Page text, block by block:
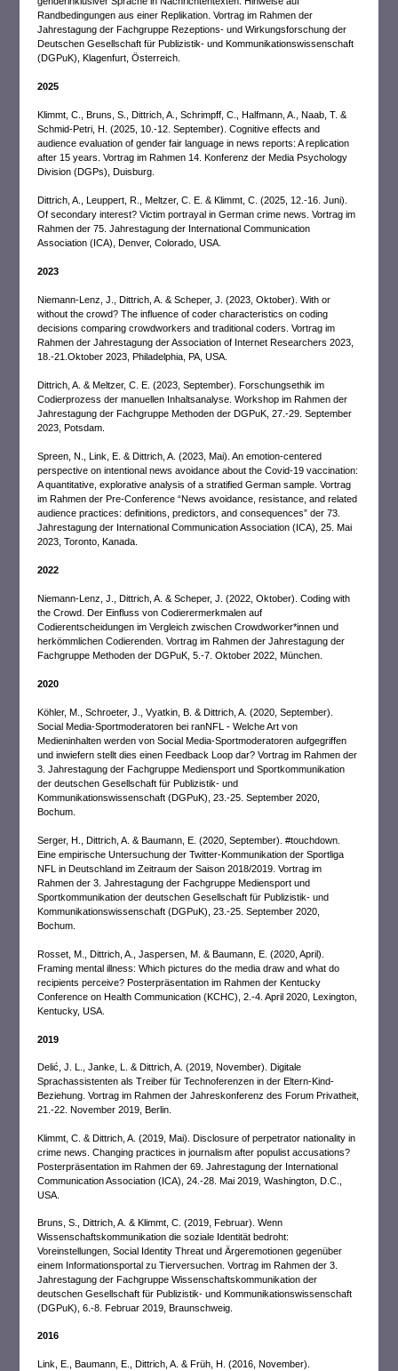
Randbedingungen aus einer Replikation. Vortrag im Rahmen der
Jahrestagung der Fachgruppe Rezeptions‐ und Wirkungsforschung der
Deutschen Gesellschaft für Publizistik‐ und Kommunikationswissenschaft
(DGPuK), Klagenfurt, Österreich.
2025
Klimmt, C., Bruns, S., Dittrich, A., Schrimpff, C., Halfmann, A., Naab, T. &
Schmid-Petri, H. (2025, 10.-12. September). Cognitive effects and
audience evaluation of gender fair language in news reports: A replication
after 15 years. Vortrag im Rahmen 14. Konferenz der Media Psychology
Division (DGPs), Duisburg.
Dittrich, A., Leuppert, R., Meltzer, C. E. & Klimmt, C. (2025, 12.-16. Juni).
Of secondary interest? Victim portrayal in German crime news. Vortrag im
Rahmen der 75. Jahrestagung der International Communication
Association (ICA), Denver, Colorado, USA.
2023
Niemann-Lenz, J., Dittrich, A. & Scheper, J. (2023, Oktober). With or
without the crowd? The influence of coder characteristics on coding
decisions comparing crowdworkers and traditional coders. Vortrag im
Rahmen der Jahrestagung der Association of Internet Researchers 2023,
18.-21.Oktober 2023, Philadelphia, PA, USA.
Dittrich, A. & Meltzer, C. E. (2023, September). Forschungsethik im
Codierprozess der manuellen Inhaltsanalyse. Workshop im Rahmen der
Jahrestagung der Fachgruppe Methoden der DGPuK, 27.-29. September
2023, Potsdam.
Spreen, N., Link, E. & Dittrich, A. (2023, Mai). An emotion-centered
perspective on intentional news avoidance about the Covid-19 vaccination:
A quantitative, explorative analysis of a stratified German sample. Vortrag
im Rahmen der Pre-Conference “News avoidance, resistance, and related
audience practices: definitions, predictors, and consequences” der 73.
Jahrestagung der International Communication Association (ICA), 25. Mai
2023, Toronto, Kanada.
2022
Niemann-Lenz, J., Dittrich, A. & Scheper, J. (2022, Oktober). Coding with
the Crowd. Der Einfluss von Codierermerkmalen auf
Codierentscheidungen im Vergleich zwischen Crowdworker*innen und
herkömmlichen Codierenden. Vortrag im Rahmen der Jahrestagung der
Fachgruppe Methoden der DGPuK, 5.-7. Oktober 2022, München.
2020
Köhler, M., Schroeter, J., Vyatkin, B. & Dittrich, A. (2020, September).
Social Media-Sportmoderatoren bei ranNFL - Welche Art von
Medieninhalten werden von Social Media-Sportmoderatoren aufgegriffen
und inwiefern stellt dies einen Feedback Loop dar? Vortrag im Rahmen der
3. Jahrestagung der Fachgruppe Mediensport und Sportkommunikation
der deutschen Gesellschaft für Publizistik- und
Kommunikationswissenschaft (DGPuK), 23.-25. September 2020,
Bochum.
Serger, H., Dittrich, A. & Baumann, E. (2020, September). #touchdown.
Eine empirische Untersuchung der Twitter-Kommunikation der Sportliga
NFL in Deutschland im Zeitraum der Saison 2018/2019. Vortrag im
Rahmen der 3. Jahrestagung der Fachgruppe Mediensport und
Sportkommunikation der deutschen Gesellschaft für Publizistik- und
Kommunikationswissenschaft (DGPuK), 23.-25. September 2020,
Bochum.
Rosset, M., Dittrich, A., Jaspersen, M. & Baumann, E. (2020, April).
Framing mental illness: Which pictures do the media draw and what do
recipients perceive? Posterpräsentation im Rahmen der Kentucky
Conference on Health Communication (KCHC), 2.-4. April 2020, Lexington,
Kentucky, USA.
2019
Delić, J. L., Janke, L. & Dittrich, A. (2019, November). Digitale
Sprachassistenten als Treiber für Technoferenzen in der Eltern-Kind-
Beziehung. Vortrag im Rahmen der Jahreskonferenz des Forum Privatheit,
21.-22. November 2019, Berlin.
Klimmt, C. & Dittrich, A. (2019, Mai). Disclosure of perpetrator nationality in
crime news. Changing practices in journalism after populist accusations?
Posterpräsentation im Rahmen der 69. Jahrestagung der International
Communication Association (ICA), 24.-28. Mai 2019, Washington, D.C.,
USA.
Bruns, S., Dittrich, A. & Klimmt, C. (2019, Februar). Wenn
Wissenschaftskommunikation die soziale Identität bedroht:
Voreinstellungen, Social Identity Threat und Ärgeremotionen gegenüber
einem Informationsportal zu Tierversuchen. Vortrag im Rahmen der 3.
Jahrestagung der Fachgruppe Wissenschaftskommunikation der
deutschen Gesellschaft für Publizistik- und Kommunikationswissenschaft
(DGPuK), 6.-8. Februar 2019, Braunschweig.
2016
Link, E., Baumann, E., Dittrich, A. & Früh, H. (2016, November).